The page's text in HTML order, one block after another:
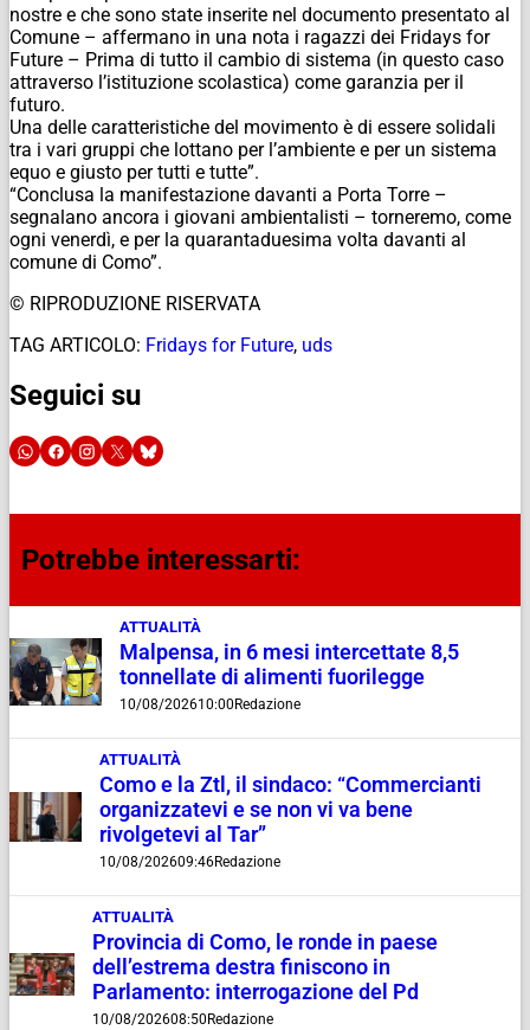
nostre e che sono state inserite nel documento presentato al
Comune – affermano in una nota i ragazzi dei Fridays for
Future – Prima di tutto il cambio di sistema (in questo caso
attraverso l’istituzione scolastica) come garanzia per il
futuro.
Una delle caratteristiche del movimento è di essere solidali
tra i vari gruppi che lottano per l’ambiente e per un sistema
equo e giusto per tutti e tutte”.
“Conclusa la manifestazione davanti a Porta Torre –
segnalano ancora i giovani ambientalisti – torneremo, come
ogni venerdì, e per la quarantaduesima volta davanti al
comune di Como”.
© RIPRODUZIONE RISERVATA
TAG ARTICOLO: Fridays for Future, uds
Seguici su
Potrebbe interessarti:
ATTUALITÀ
Malpensa, in 6 mesi intercettate 8,5
tonnellate di alimenti fuorilegge
10/08/202610:00 Redazione
ATTUALITÀ
Como e la Ztl, il sindaco: “Commercianti
organizzatevi e se non vi va bene
rivolgetevi al Tar”
10/08/202609:46Redazione
ATTUALITÀ
Provincia di Como, le ronde in paese
dell’estrema destra finiscono in
Parlamento: interrogazione del Pd
10/08/202608:50 Redazione